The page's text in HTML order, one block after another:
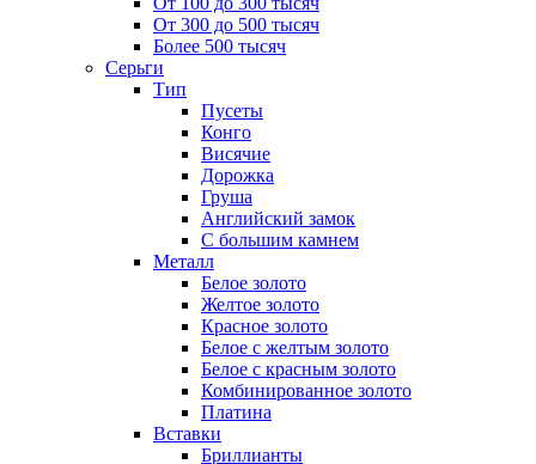
От 300 до 500 тысяч
Более 500 тысяч
Серьги
Тип
Пусеты
Конго
Висячие
Дорожка
Груша
Английский замок
С большим камнем
Металл
Белое золото
Желтое золото
Красное золото
Белое с желтым золото
Белое с красным золото
Комбинированное золото
Платина
Вставки
Бриллианты